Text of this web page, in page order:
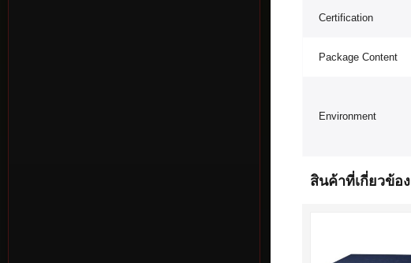
Certification
Package Content
Environment
สินค้าที่เกี่ยวข้อง